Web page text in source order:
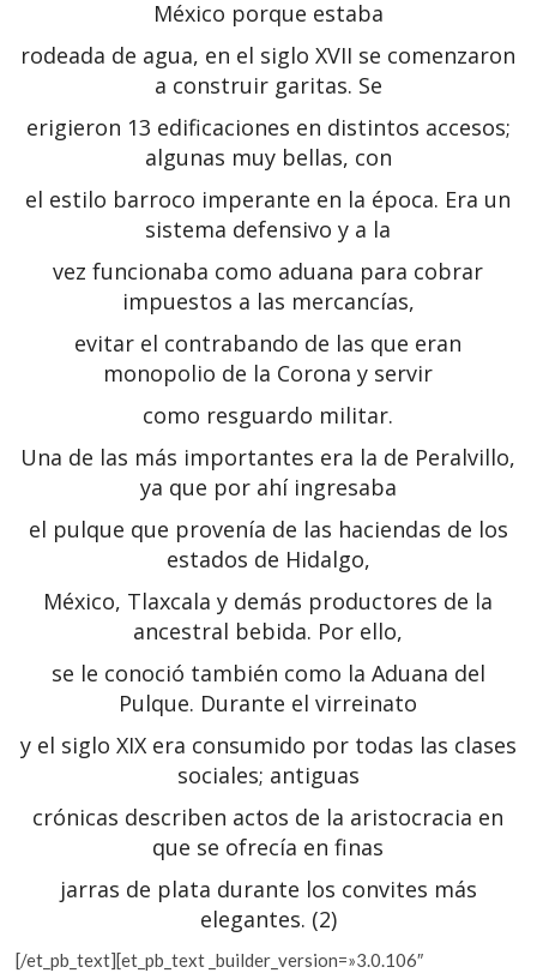
México porque estaba
rodeada de agua, en el siglo XVII se comenzaron
a construir garitas. Se
erigieron 13 edificaciones en distintos accesos;
algunas muy bellas, con
el estilo barroco imperante en la época. Era un
sistema defensivo y a la
vez funcionaba como aduana para cobrar
impuestos a las mercancías,
evitar el contrabando de las que eran
monopolio de la Corona y servir
como resguardo militar.
Una de las más importantes era la de Peralvillo,
ya que por ahí ingresaba
el pulque que provenía de las haciendas de los
estados de Hidalgo,
México, Tlaxcala y demás productores de la
ancestral bebida. Por ello,
se le conoció también como la Aduana del
Pulque. Durante el virreinato
y el siglo XIX era consumido por todas las clases
sociales; antiguas
crónicas describen actos de la aristocracia en
que se ofrecía en finas
jarras de plata durante los convites más
elegantes. (2)
[/et_pb_text][et_pb_text _builder_version=»3.0.106″